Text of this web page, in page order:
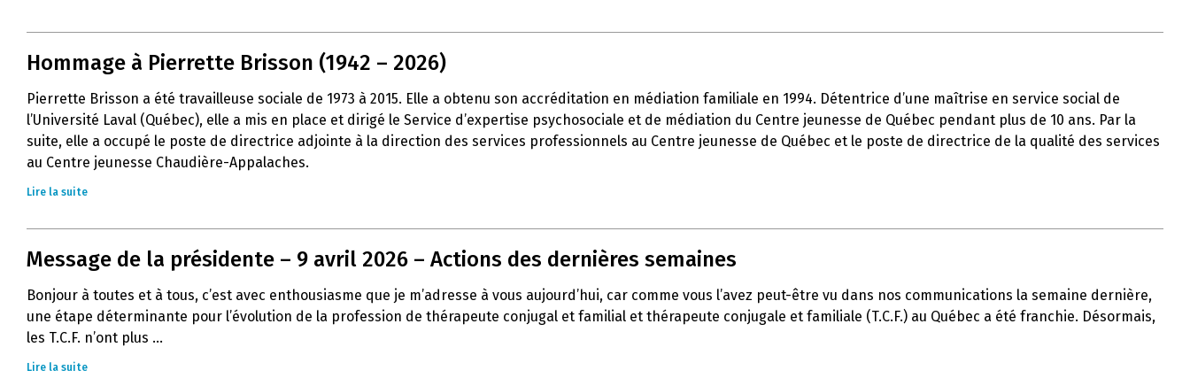
Hommage à Pierrette Brisson (1942 – 2026)
Pierrette Brisson a été travailleuse sociale de 1973 à 2015. Elle a obtenu son accréditation en médiation familiale en 1994. Détentrice d’une maîtrise en service social de
l’Université Laval (Québec), elle a mis en place et dirigé le Service d’expertise psychosociale et de médiation du Centre jeunesse de Québec pendant plus de 10 ans. Par la
suite, elle a occupé le poste de directrice adjointe à la direction des services professionnels au Centre jeunesse de Québec et le poste de directrice de la qualité des services
au Centre jeunesse Chaudière-Appalaches.
Lire la suite
Message de la présidente – 9 avril 2026 – Actions des dernières semaines
Bonjour à toutes et à tous, c’est avec enthousiasme que je m’adresse à vous aujourd’hui, car comme vous l’avez peut-être vu dans nos communications la semaine dernière,
une étape déterminante pour l’évolution de la profession de thérapeute conjugal et familial et thérapeute conjugale et familiale (T.C.F.) au Québec a été franchie. Désormais,
les T.C.F. n’ont plus ...
Lire la suite